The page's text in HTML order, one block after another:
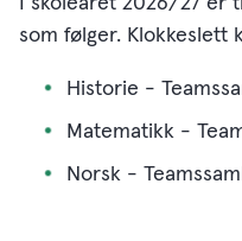
som følger. Klokkeslett
Historie -
Matematikk -
Norsk -